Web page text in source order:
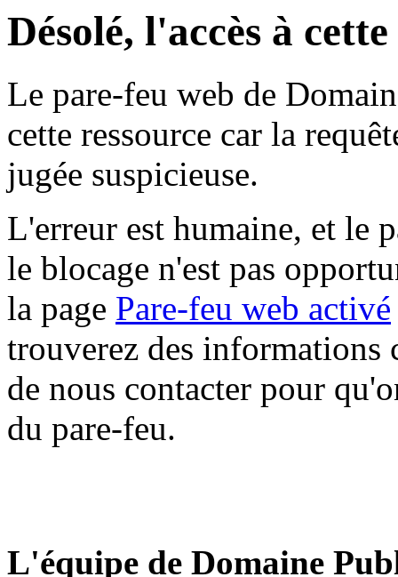
Désolé, l'accès à
Le pare-feu web de
cette ressource car la
jugée suspicieuse.
L'erreur est humaine, et le
le blocage n'est pas
la page Pare-feu web activé
trouverez des informations
de nous contacter pour
du pare-feu.
L'équipe de Domaine